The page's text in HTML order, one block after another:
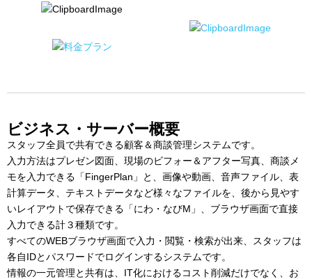
ビジネス・サーバー概要
スタッフ全員で共有できる顧客＆商談管理システムです。
入力方法はプレゼン図面、現場のビフォー＆アフター写真、商談メ
モを入力できる「FingerPlan」と、画像や動画、音声ファイル、表
計算データ、テキストデータなど様々なファイルを、後から見やす
いレイアウトで保存できる「にわ・なびM」、ブラウザ画面で直接
入力できる計３種類です。
すべてのWEBブラウザ画面で入力・閲覧・検索が出来、スタッフは
各自IDとパスワードでログインするシステムです。
情報の一元管理と共有は、IT化におけるコスト削減だけでなく、お